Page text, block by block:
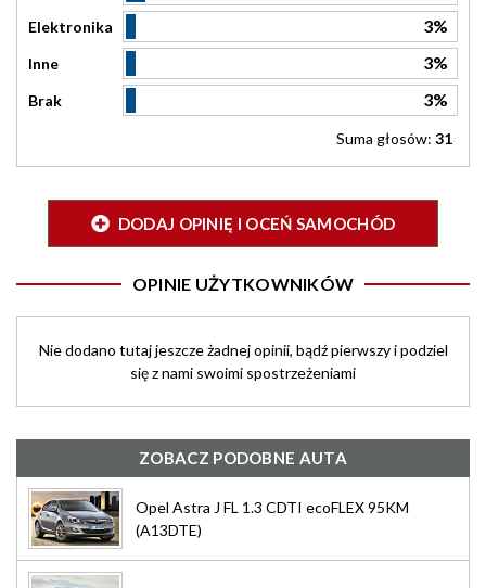
Elektronika 3%
Inne 3%
Brak 3%
Suma głosów: 31
DODAJ OPINIĘ I OCEŃ SAMOCHÓD
OPINIE UŻYTKOWNIKÓW
Nie dodano tutaj jeszcze żadnej opinii, bądź pierwszy i podziel
się z nami swoimi spostrzeżeniami
ZOBACZ PODOBNE AUTA
Opel Astra J FL 1.3 CDTI ecoFLEX 95KM
(A13DTE)